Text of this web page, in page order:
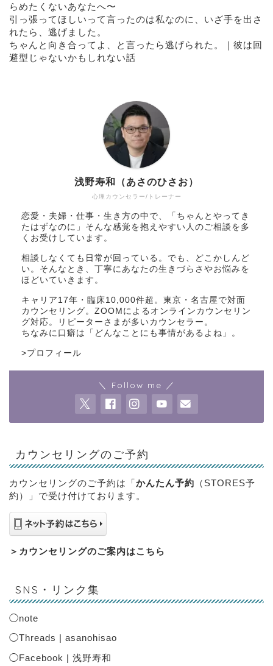
らめたくないあなたへ〜
引っ張ってほしいって言ったのは私なのに、いざ手を出さ
れたら、逃げました。
ちゃんと向き合ってよ、と言ったら逃げられた。｜彼は回
避型じゃないかもしれない話
心理カウンセラー/トレーナー
浅野寿和（あさのひさお）
恋愛・夫婦・仕事・生き方の中で、「ちゃんとやってき
たはずなのに」そんな感覚を抱えやすい人のご相談を多
くお受けしています。
相談しなくても日常が回っている。でも、どこかしんど
い。そんなとき、丁寧にあなたの生きづらさやお悩みを
ほどいていきます。
キャリア17年・臨床10,000件超。東京・名古屋で対面
カウンセリング。ZOOMによるオンラインカウンセリン
グ対応。リピーターさまが多いカウンセラー。
ちなみに口癖は「どんなことにも事情があるよね」。
>プロフィール
＼ Follow me ／
カウンセリングのご予約
カウンセリングのご予約は「かんたん予約 （STORES予
約）」で受け付けております。
＞ カウンセリングのご案内はこちら
SNS・リンク集
◯note
◯Threads | asanohisao
◯Facebook | 浅野寿和